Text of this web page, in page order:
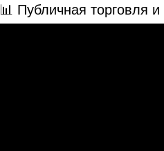
📊 Публичная торговля